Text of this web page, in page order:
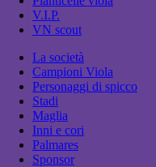
V.I.P.
VN scout
La società
Campioni Viola
Personaggi di spicco
Stadi
Maglia
Inni e cori
Palmares
Sponsor